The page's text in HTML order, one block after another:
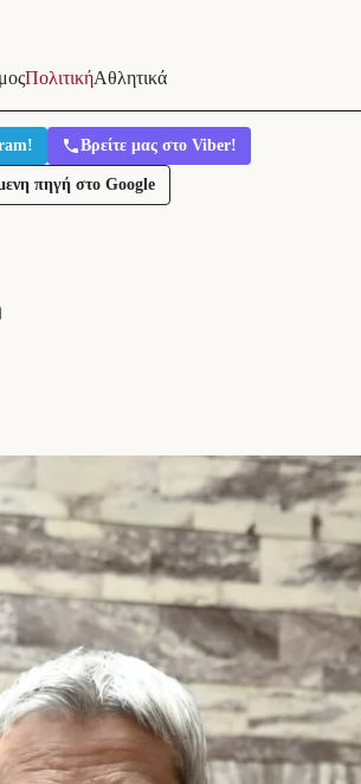
ΠολιτικήΑθλητικά
Βρείτε μας στο Viber!
πηγή στο Google